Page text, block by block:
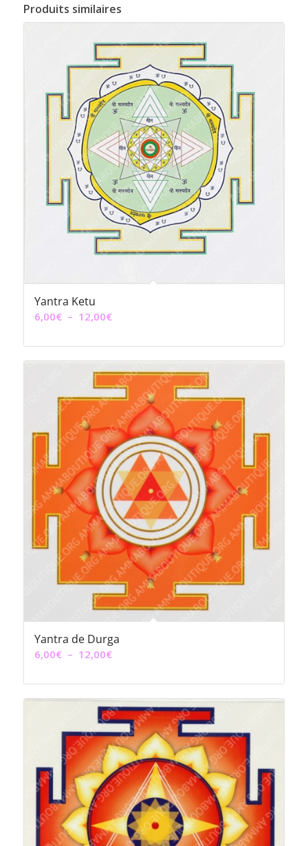
Produits similaires
Yantra Ketu
6,00€ – 12,00€Plage
prix :
6,00€
à
12,00€
Yantra de Durga
6,00€ – 12,00€Plage
prix :
6,00€
à
12,00€